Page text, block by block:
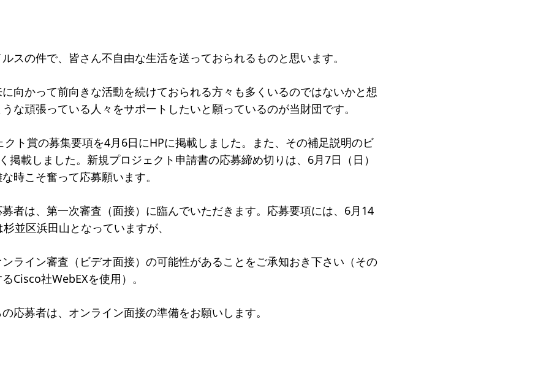
覧
ねらい
研究会一覧
会とは 入会案内
会員限定ページ
寄付支援者
コラム
スの件で、皆さん不自由な生活を送っておられるものと思います。
向かって前向きな活動を続けておられる方々も多くいるのではないかと想
な頑張っている人々をサポートしたいと願っているのが当財団です。
ト賞の募集要項を4月6日にHPに掲載しました。また、その補足説明のビ
掲載しました。新規プロジェクト申請書の応募締め切りは、6月7日（日）
時こそ奮って応募願います。
者は、第一次審査（面接）に臨んでいただきます。応募要項には、6月14
並区浜田山となっていますが、
ライン審査（ビデオ面接）の可能性があることをご承知おき下さい（その
Cisco社WebEXを使用）。
応募者は、オンライン面接の準備をお願いします。